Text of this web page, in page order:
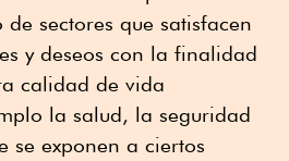
sectores que satisfacen
y deseos con la finalidad
calidad de vida
la salud, la seguridad
se exponen a ciertos